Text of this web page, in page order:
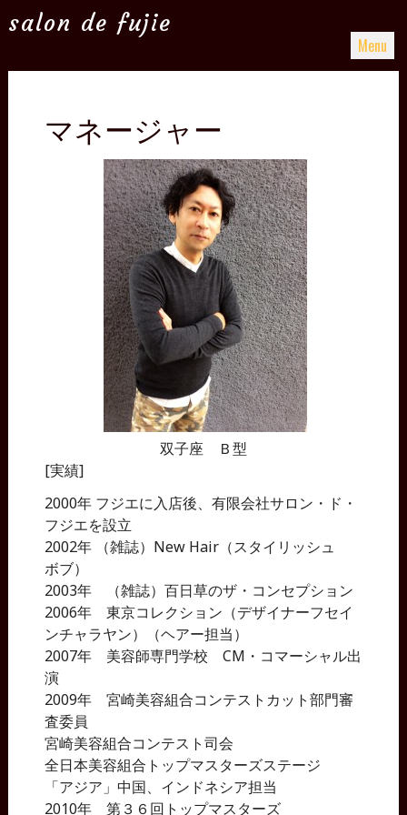
salon de fujie
Menu
マネージャー
双子座 Ｂ型
[実績]
2000年 フジエに入店後、有限会社サロン・ド・
フジエを設立
2002年 （雑誌）New Hair（スタイリッシュ
ボブ）
2003年 （雑誌）百日草のザ・コンセプション
2006年 東京コレクション（デザイナーフセイ
ンチャラヤン）（ヘアー担当）
2007年 美容師専門学校 CM・コマーシャル出
演
2009年 宮崎美容組合コンテストカット部門審
査委員
宮崎美容組合コンテスト司会
全日本美容組合トップマスターズステージ
「アジア」中国、インドネシア担当
2010年 第３６回トップマスターズ